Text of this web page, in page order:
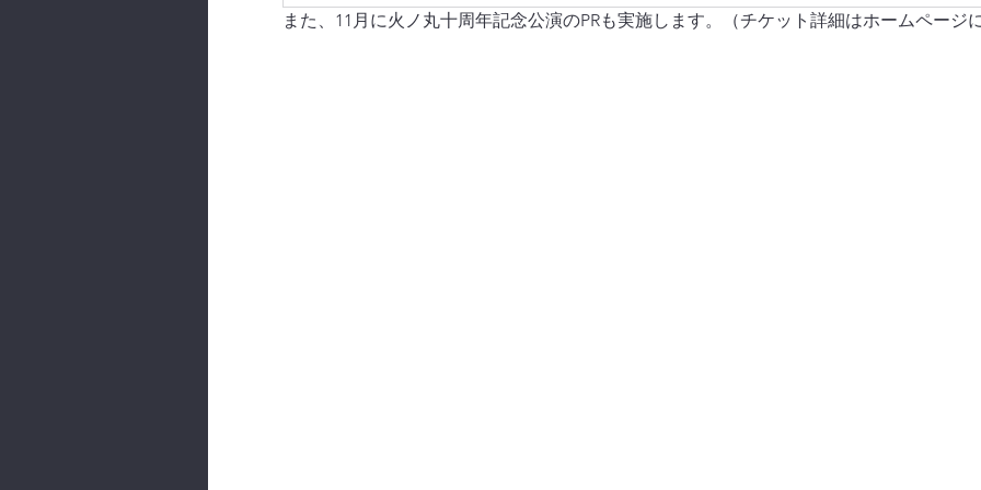
また、11月に火ノ丸十周年記念公演のPRも実施します。（チケット詳細はホームページ